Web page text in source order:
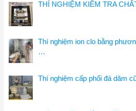
THÍ NGHIỆM KIỂM TRA
Thí nghiệm ion clo bằng
…
Thí nghiệm cấp phối đá dăm